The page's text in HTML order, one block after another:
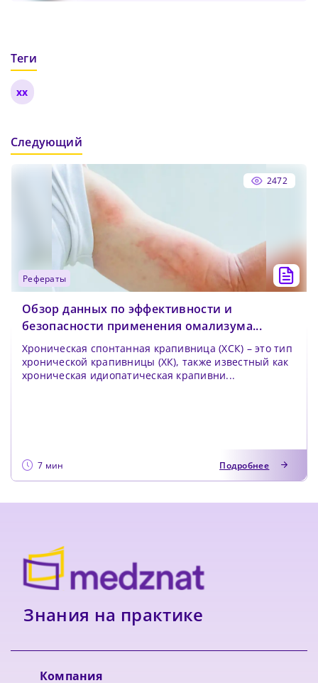
Теги
xx
Следующий
2472
рефераты
Обзор данных по эффективности и
безопасности применения омализума...
Хроническая спонтанная крапивница (ХСК) – это тип
хронической крапивницы (ХК), также известный как
хроническая идиопатическая крапивни...
7 мин Подробнее
Знания на практике
Компания